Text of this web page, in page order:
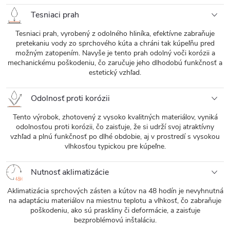
Tesniaci prah
Tesniaci prah, vyrobený z odolného hliníka, efektívne zabraňuje
pretekaniu vody zo sprchového kúta a chráni tak kúpeľňu pred
možným zatopením. Navyše je tento prah odolný voči korózii a
mechanickému poškodeniu, čo zaručuje jeho dlhodobú funkčnosť a
estetický vzhľad.
Odolnosť proti korózii
Tento výrobok, zhotovený z vysoko kvalitných materiálov, vyniká
odolnosťou proti korózii, čo zaisťuje, že si udrží svoj atraktívny
vzhľad a plnú funkčnosť po dlhé obdobie, aj v prostredí s vysokou
vlhkosťou typickou pre kúpeľne.
Nutnosť aklimatizácie
Aklimatizácia sprchových zásten a kútov na 48 hodín je nevyhnutná
na adaptáciu materiálov na miestnu teplotu a vlhkosť, čo zabraňuje
poškodeniu, ako sú praskliny či deformácie, a zaisťuje
bezproblémovú inštaláciu.